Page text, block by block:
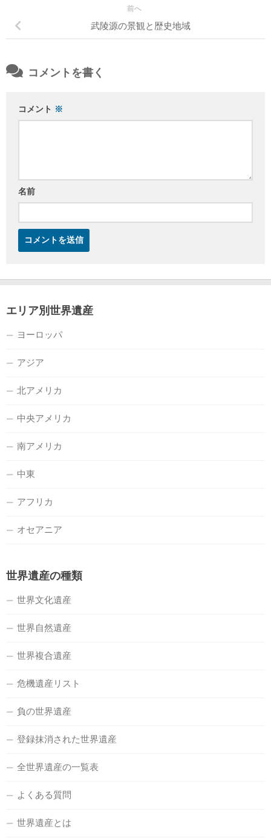
前へ
武陵源の景観と歴史地域
コメントを書く
コメント ※
名前
エリア別世界遺産
ヨーロッパ
アジア
北アメリカ
中央アメリカ
南アメリカ
中東
アフリカ
オセアニア
世界遺産の種類
世界文化遺産
世界自然遺産
世界複合遺産
危機遺産リスト
負の世界遺産
登録抹消された世界遺産
全世界遺産の一覧表
よくある質問
世界遺産とは